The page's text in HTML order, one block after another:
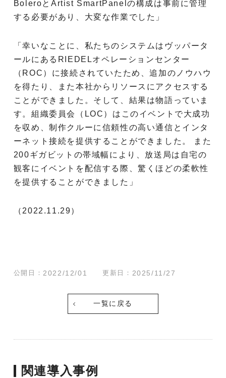
BoleroとArtist SmartPanelの構成は事前に管理
する必要があり、大変な作業でした」
「幸いなことに、私たちのシステムはヴッパータ
ールにあるRIEDELオペレーションセンター
（ROC）に接続されていたため、追加のノウハウ
を得たり、また本社からリソースにアクセスする
ことができました。そして、結果は物語っていま
す。組織委員会（LOC）はこのイベントで大成功
を収め、制作クルーに信頼性の高い通信とインタ
ーネット接続を提供することができました。 また
200ギガビットの帯域幅により、放送局は自宅の
観客にイベントを配信する際、驚くほどの柔軟性
を提供することができました」
（2022.11.29）
公開日： 2022/12/01 更新日： 2025/11/27
一覧に戻る
関連導入事例